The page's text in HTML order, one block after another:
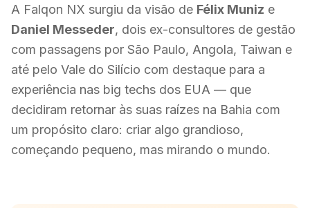
A Falqon NX surgiu da visão de Félix Muniz e
Daniel Messeder, dois ex-consultores de gestão
com passagens por São Paulo, Angola, Taiwan e
até pelo Vale do Silício com destaque para a
experiência nas big techs dos EUA — que
decidiram retornar às suas raízes na Bahia com
um propósito claro: criar algo grandioso,
começando pequeno, mas mirando o mundo.